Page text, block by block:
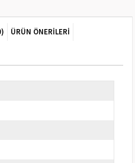
ÜRÜN ÖNERILERI